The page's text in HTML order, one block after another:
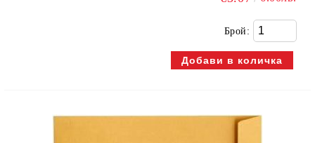
Брой: